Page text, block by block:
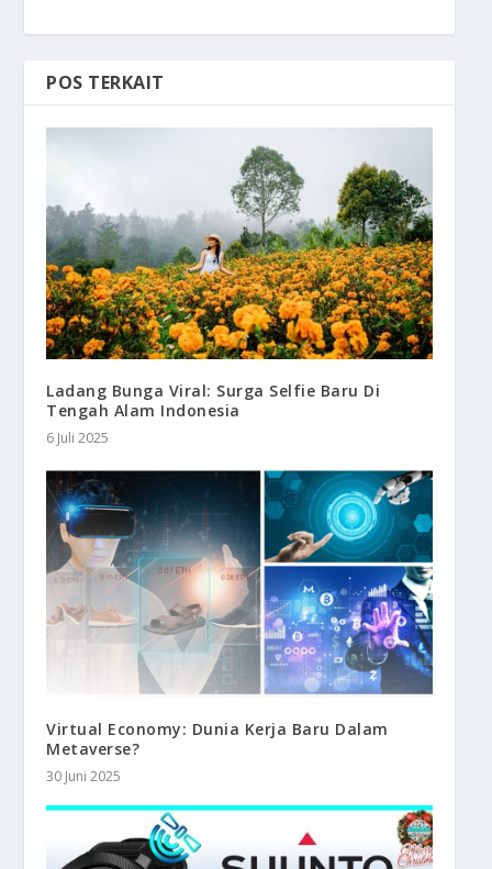
POS TERKAIT
Ladang Bunga Viral: Surga Selfie Baru Di
Tengah Alam Indonesia
6 Juli 2025
Virtual Economy: Dunia Kerja Baru Dalam
Metaverse?
30 Juni 2025